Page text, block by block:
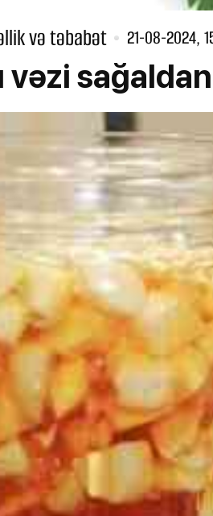
və təbabət 21-08-2024,
vəzi